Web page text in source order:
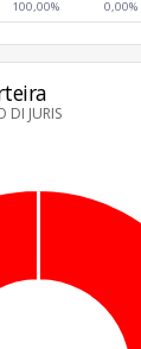
100,00% 0,00%
DI JURIS